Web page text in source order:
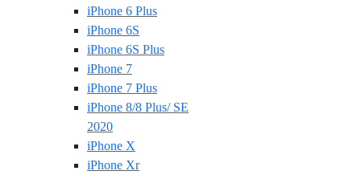
iPhone 6 Plus
iPhone 6S
iPhone 6S Plus
iPhone 7
iPhone 7 Plus
iPhone 8/8 Plus/ SE
2020
iPhone X
iPhone Xr